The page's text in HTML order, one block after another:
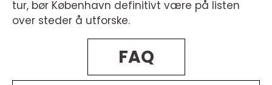
tur, bør København definitivt være på listen
over steder å utforske.
FAQ